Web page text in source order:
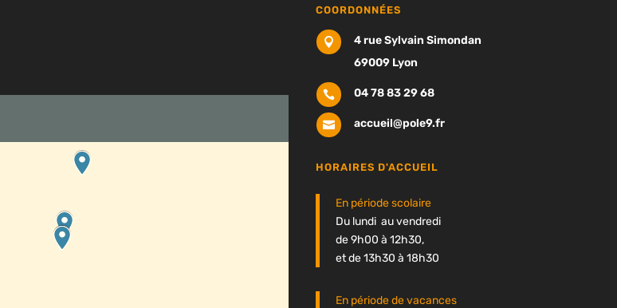
COORDONNÉES

4 rue Sylvain Simondan
69009 Lyon
 04 78 83 29 68
 accueil@pole9.fr
HORAIRES D'ACCUEIL
En période scolaire
Du lundi au vendredi
de 9h00 à 12h30,
et de 13h30 à 18h30
En période de vacances